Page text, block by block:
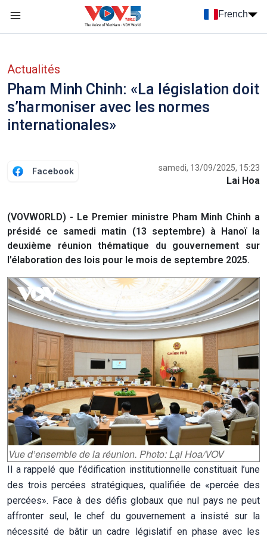
French
Actualités
Pham Minh Chinh: «La législation doit
s’harmoniser avec les normes
internationales»
Facebook samedi, 13/09/2025, 15:23
Lai Hoa
(VOVWORLD) - Le Premier ministre Pham Minh Chinh a
présidé ce samedi matin (13 septembre) à Hanoï la
deuxième réunion thématique du gouvernement sur
l’élaboration des lois pour le mois de septembre 2025.
Vue d’ensemble de la réunion. Photo: Lại Hoa/VOV
Il a rappelé que l’édification institutionnelle constituait l’une
des trois percées stratégiques, qualifiée de «percée des
percées». Face à des défis globaux que nul pays ne peut
affronter seul, le chef du gouvernement a insisté sur la
nécessité de bâtir un cadre législatif en phase avec les